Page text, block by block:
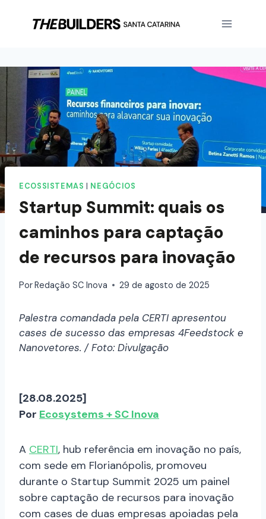
ECOSSISTEMAS NEGÓCIOS
Startup Summit: quais os
caminhos para captação
de recursos para inovação
PorRedação SC Inova 29 de agosto de 2025
Palestra comandada pela CERTI apresentou
cases de sucesso das empresas 4Feedstock e
Nanovetores. / Foto: Divulgação
[28.08.2025]
Por Ecosystems + SC Inova
A CERTI, hub referência em inovação no país,
com sede em Florianópolis, promoveu
durante o Startup Summit 2025 um painel
sobre captação de recursos para inovação
com cases de duas empresas apoiadas pela